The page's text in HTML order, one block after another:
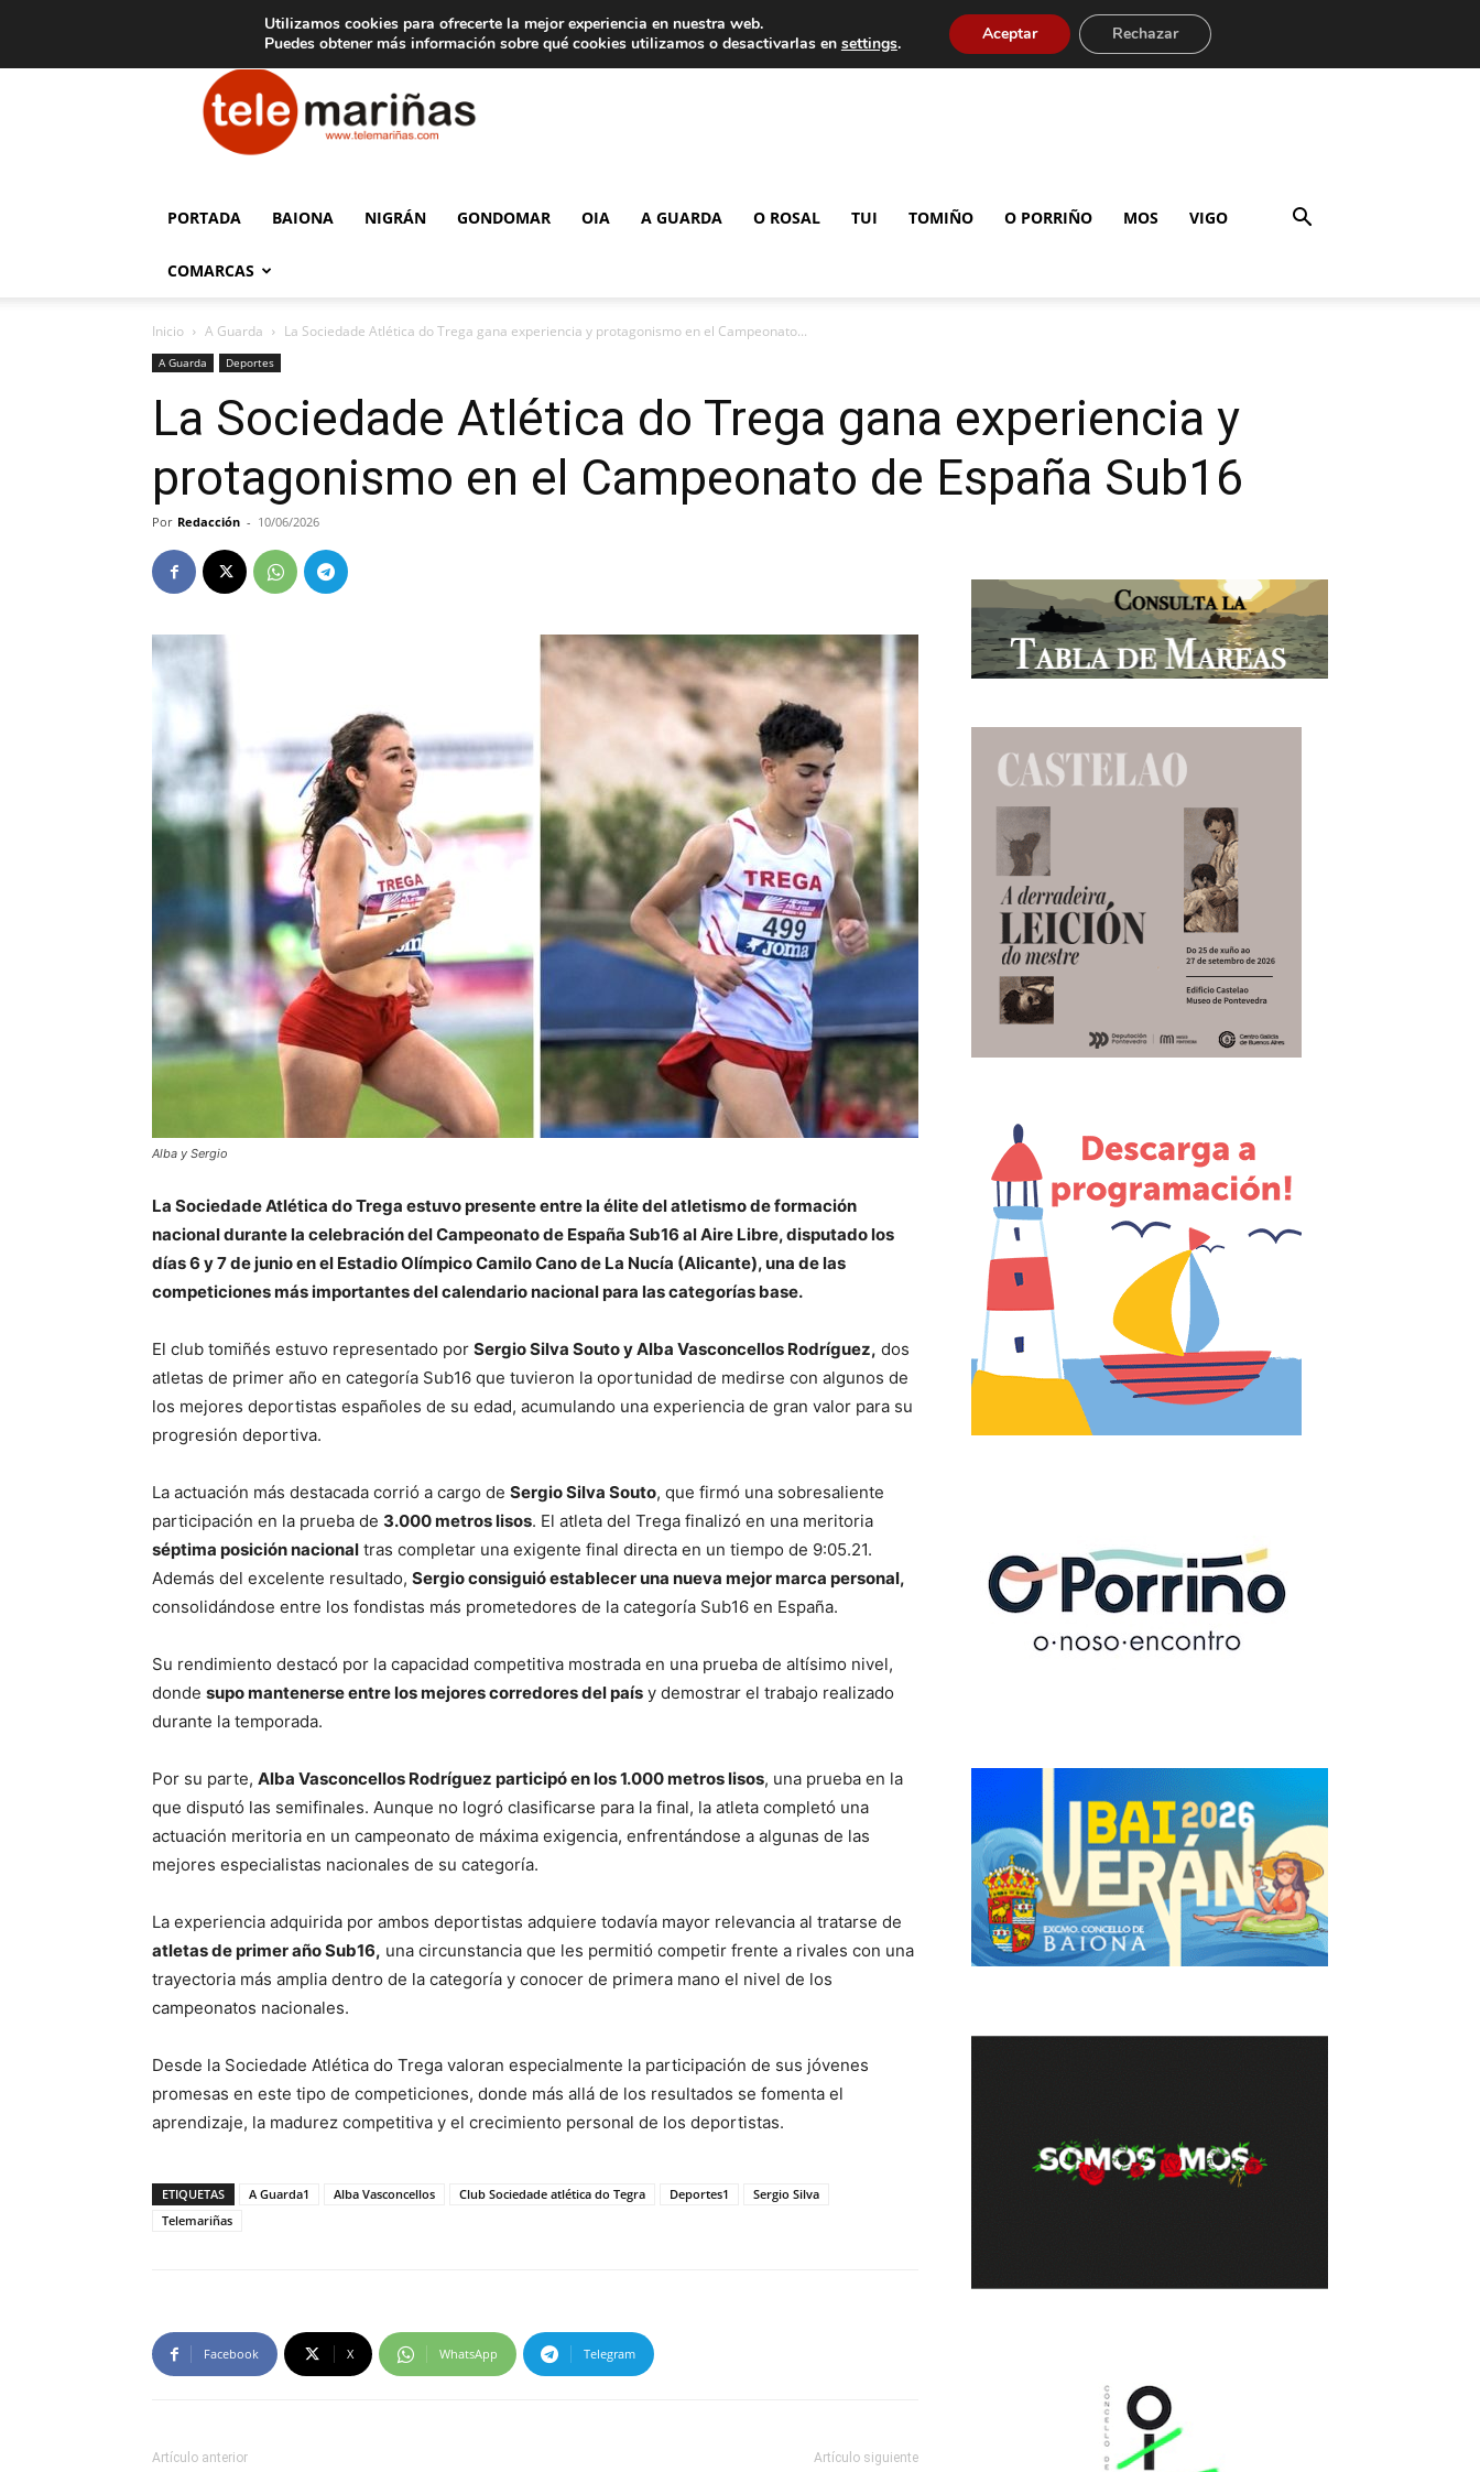
Aviso legal Tarifas de publicidad
Telemariñas
PORTADA BAIONA NIGRÁN GONDOMAR OIA A GUARDA O ROSAL TUI TOMIÑO O PORRIÑO MOS VIGO
COMARCAS
Inicio A Guarda La Sociedade Atlética do Trega gana experiencia y protagonismo en el Campeonato...
A Guarda Deportes
La Sociedade Atlética do Trega gana experiencia y
protagonismo en el Campeonato de España Sub16
Por Redacción - 10/06/2026
Alba y Sergio
La Sociedade Atlética do Trega estuvo presente entre la élite del atletismo de formación
nacional durante la celebración del Campeonato de España Sub16 al Aire Libre, disputado los
días 6 y 7 de junio en el Estadio Olímpico Camilo Cano de La Nucía (Alicante), una de las
competiciones más importantes del calendario nacional para las categorías base.
El club tomiñés estuvo representado por Sergio Silva Souto y Alba Vasconcellos Rodríguez, dos
atletas de primer año en categoría Sub16 que tuvieron la oportunidad de medirse con algunos de
los mejores deportistas españoles de su edad, acumulando una experiencia de gran valor para su
progresión deportiva.
La actuación más destacada corrió a cargo de Sergio Silva Souto, que firmó una sobresaliente
participación en la prueba de 3.000 metros lisos. El atleta del Trega finalizó en una meritoria
séptima posición nacional tras completar una exigente final directa en un tiempo de 9:05.21.
Además del excelente resultado, Sergio consiguió establecer una nueva mejor marca personal,
consolidándose entre los fondistas más prometedores de la categoría Sub16 en España.
Su rendimiento destacó por la capacidad competitiva mostrada en una prueba de altísimo nivel,
donde supo mantenerse entre los mejores corredores del país y demostrar el trabajo realizado
durante la temporada.
Por su parte, Alba Vasconcellos Rodríguez participó en los 1.000 metros lisos, una prueba en la
que disputó las semifinales. Aunque no logró clasificarse para la final, la atleta completó una
actuación meritoria en un campeonato de máxima exigencia, enfrentándose a algunas de las
mejores especialistas nacionales de su categoría.
La experiencia adquirida por ambos deportistas adquiere todavía mayor relevancia al tratarse de
atletas de primer año Sub16, una circunstancia que les permitió competir frente a rivales con una
trayectoria más amplia dentro de la categoría y conocer de primera mano el nivel de los
campeonatos nacionales.
Desde la Sociedade Atlética do Trega valoran especialmente la participación de sus jóvenes
promesas en este tipo de competiciones, donde más allá de los resultados se fomenta el
aprendizaje, la madurez competitiva y el crecimiento personal de los deportistas.
ETIQUETAS A Guarda1 Alba Vasconcellos Club Sociedade atlética do Tegra Deportes1
Sergio Silva
Telemariñas
Facebook X WhatsApp Telegram
Artículo anterior Artículo siguiente
Utilizamos cookies para ofrecerte la mejor experiencia en nuestra web.
Puedes obtener más información sobre qué cookies utilizamos o desactivarlas en settings. Aceptar Rechazar